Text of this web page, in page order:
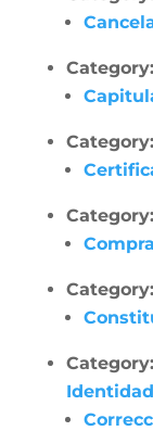
Category:
Category:
Category:
Category:
Category: